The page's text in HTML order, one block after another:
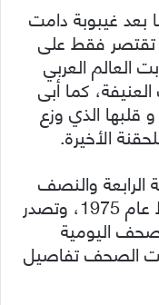
بعد غيبوبة دامت
تقتصر فقط على
العالم العربي
كما أبى
قلبها الذي وزع
الأخيرة.
والنصف
من بعد ظهر يوم الثالث من شباط عام 1975، وتصدر
اليومية
الصحف تفاصيل